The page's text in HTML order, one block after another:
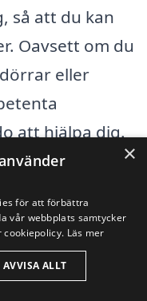
så att du kan
Oavsett om du
eller
att hjälpa dig.
Här
du kan hitta
×
för att förbättra
vår webbplats samtycker
cookiepolicy. Läs mer
AVVISA ALLT